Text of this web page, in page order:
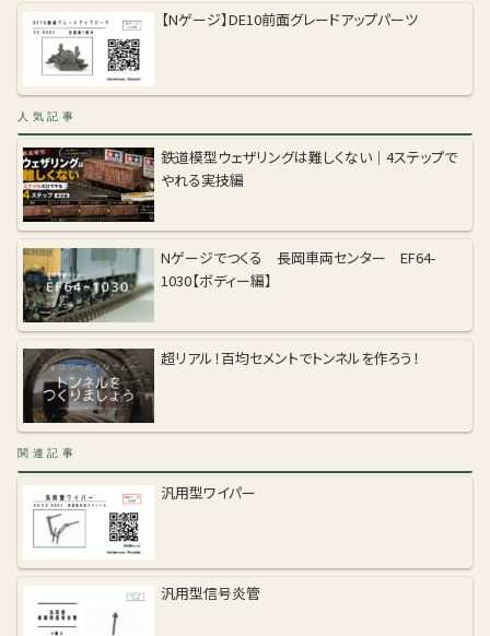
【Nゲージ】DE10前面グレードアップパーツ
人気記事
鉄道模型ウェザリングは難しくない｜4ステップで
やれる実技編
Nゲージでつくる 長岡車両センター EF64-
1030【ボディー編】
超リアル！百均セメントでトンネルを作ろう！
関連記事
汎用型ワイパー
汎用型信号炎管